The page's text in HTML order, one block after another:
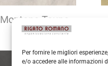
Per fornire le migliori
e/o accedere alle informazioni
Montone Taupe